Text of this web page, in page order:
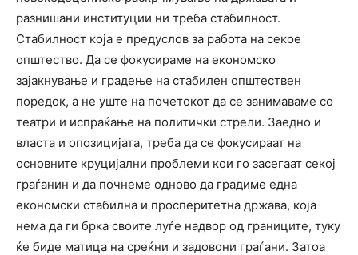
разнишани институции ни треба стабилност.
Стабилност која е предуслов за работа на секое
општество. Да се фокусираме на економско
зајакнување и градење на стабилен општествен
поредок, а не уште на почетокот да се занимаваме со
театри и испраќање на политички стрели. Заедно и
власта и опозицијата, треба да се фокусираат на
основните круцијални проблеми кои го засегаат секој
граѓанин и да почнеме одново да градиме една
економски стабилна и просперитетна држава, која
нема да ги брка своите луѓе надвор од границите, туку
ќе биде матица на среќни и задовони граѓани. Затоа